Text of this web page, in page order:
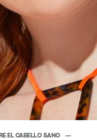
EL CABELLO SANO